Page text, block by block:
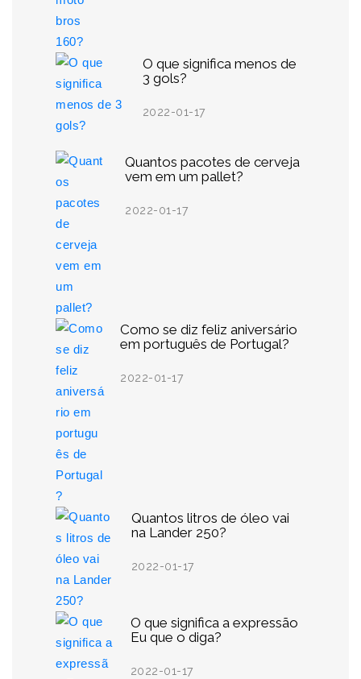
O que significa menos de
3 gols?
2022-01-17
Quantos pacotes de cerveja
vem em um pallet?
2022-01-17
Como se diz feliz aniversário
em português de Portugal?
2022-01-17
Quantos litros de óleo vai
na Lander 250?
2022-01-17
O que significa a expressão
Eu que o diga?
2022-01-17